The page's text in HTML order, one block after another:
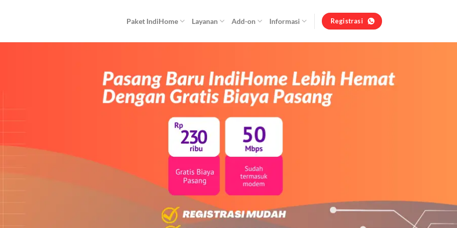
Paket IndiHome Layanan Add-on Informasi Registrasi